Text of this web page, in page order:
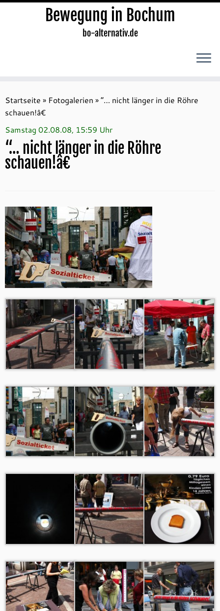
Inhalt
springen
Bewegung in Bochum
bo-alternativ.de
Startseite » Fotogalerien »“… nicht länger in die Röhre
schauen!â€
Samstag 02.08.08, 15:59 Uhr
“… nicht länger in die Röhre
schauen!â€